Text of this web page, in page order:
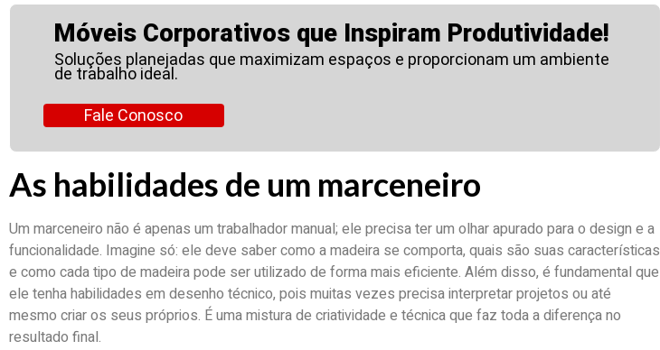
Móveis Corporativos que Inspiram Produtividade!
Soluções planejadas que maximizam espaços e proporcionam um ambiente
de trabalho ideal.
Fale Conosco
As habilidades de um marceneiro
Um marceneiro não é apenas um trabalhador manual; ele precisa ter um olhar apurado para o design e a
funcionalidade. Imagine só: ele deve saber como a madeira se comporta, quais são suas características
e como cada tipo de madeira pode ser utilizado de forma mais eficiente. Além disso, é fundamental que
ele tenha habilidades em desenho técnico, pois muitas vezes precisa interpretar projetos ou até
mesmo criar os seus próprios. É uma mistura de criatividade e técnica que faz toda a diferença no
resultado final.